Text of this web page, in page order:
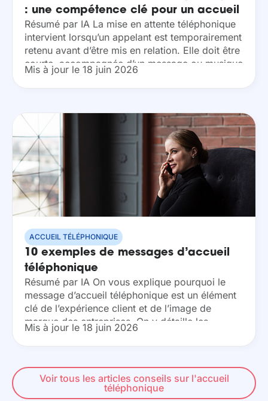
: une compétence clé pour un accueil
de qualité
Résumé par IA La mise en attente téléphonique
intervient lorsqu’un appelant est temporairement
retenu avant d’être mis en relation. Elle doit être
courte, accompagnée d’un message ou musique
d’attente clair pour réduire l’impression
d’attente, et offre...
Mis à jour le 18 juin 2026
ACCUEIL TÉLÉPHONIQUE
10 exemples de messages d’accueil
téléphonique
Résumé par IA On vous explique pourquoi le
message d’accueil téléphonique est un élément
clé de l’expérience client et de l’image de
marque des entreprises. On y détaille les
différents types de messages existants (pré-
décroché, attente,...
Mis à jour le 18 juin 2026
Voir tous les articles conseils sur l'accueil
téléphonique